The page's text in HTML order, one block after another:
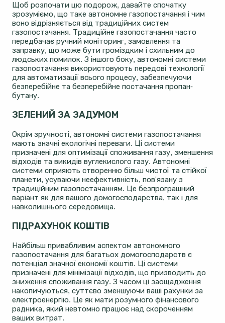
Щоб розпочати цю подорож, давайте спочатку
зрозуміємо, що таке автономне газопостачання і чим
воно відрізняється від традиційних систем
газопостачання. Традиційне газопостачання часто
передбачає ручний моніторинг, замовлення та
заправку, що може бути громіздким і схильним до
людських помилок. З іншого боку, автономні системи
газопостачання використовують передові технології
для автоматизації всього процесу, забезпечуючи
безперебійне та безперебійне постачання пропан-
бутану.
ЗЕЛЕНИЙ ЗА ЗАДУМОМ
Окрім зручності, автономні системи газопостачання
мають значні екологічні переваги. Ці системи
призначені для оптимізації споживання газу, зменшення
відходів та викидів вуглекислого газу. Автономні
системи сприяють створенню більш чистої та стійкої
планети, усуваючи неефективність, пов'язану з
традиційним газопостачанням. Це безпрограшний
варіант як для вашого домогосподарства, так і для
навколишнього середовища.
ПІДРАХУНОК КОШТІВ
Найбільш привабливим аспектом автономного
газопостачання для багатьох домогосподарств є
потенціал значної економії коштів. Ці системи
призначені для мінімізації відходів, що призводить до
зниження споживання газу. З часом ці заощадження
накопичуються, суттєво зменшуючи ваші рахунки за
електроенергію. Це як мати розумного фінансового
радника, який невтомно працює над скороченням
ваших витрат.